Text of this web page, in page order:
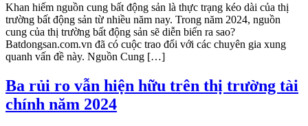
Khan hiếm nguồn cung bất động sản là thực trạng kéo dài của thị
trường bất động sản từ nhiều năm nay. Trong năm 2024, nguồn
cung của thị trường bất động sản sẽ diễn biến ra sao?
Batdongsan.com.vn đã có cuộc trao đổi với các chuyên gia xung
quanh vấn đề này. Nguồn Cung […]
Ba rủi ro vẫn hiện hữu trên thị trường tài
chính năm 2024